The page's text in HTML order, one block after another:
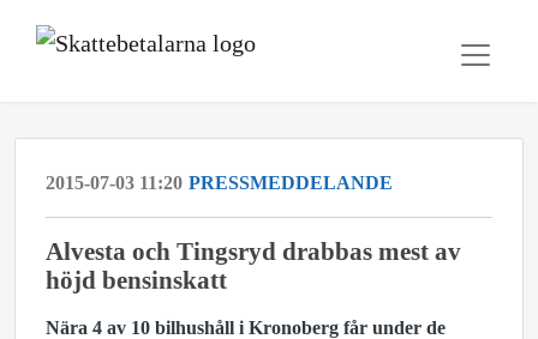
2015-07-03 11:20 PRESSMEDDELANDE
​Alvesta och Tingsryd drabbas mest av
höjd bensinskatt
Nära 4 av 10 bilhushåll i Kronoberg får under de